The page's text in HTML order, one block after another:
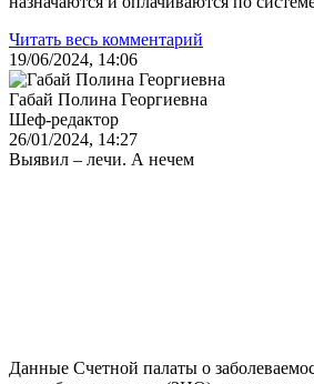
Читать весь комментарий
19/06/2024, 14:06
Габай Полина Георгиевна
Шеф-редактор
26/01/2024, 14:27
Выявил – лечи. А нечем
Данные Счетной палаты о